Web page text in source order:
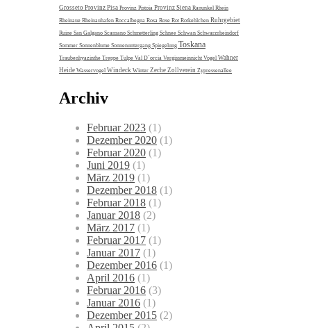
Grosseto Provinz Pisa Provinz Pistoia Provinz Siena Ranunkel Rhein
Rheinaue Rheinauhafen Roccalbegna Rosa Rose Rot Rotkehlchen Ruhrgebiet
Ruine San Galgano Scansano Schmetterling Schnee Schwan Schwarzrheindorf
Sommer Sonnenblume Sonnenuntergang Spiegelung Toskana
Traubenhyazinthe Treppe Tulpe Val D´orcia Vergissmeinnicht Vogel Wahner
Heide Wasservogel Windeck Winter Zeche Zollverein Zypressenallee
Archiv
Februar 2023 (1)
Dezember 2020 (1)
Februar 2020 (1)
Juni 2019 (1)
März 2019 (1)
Dezember 2018 (1)
Februar 2018 (1)
Januar 2018 (2)
März 2017 (1)
Februar 2017 (1)
Januar 2017 (1)
Dezember 2016 (1)
April 2016 (1)
Februar 2016 (3)
Januar 2016 (1)
Dezember 2015 (2)